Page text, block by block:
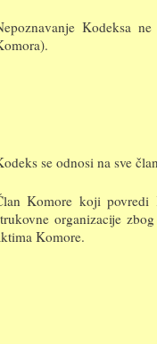
Kodeksa
se odnosi na sve
Komore koji povredi
organizacije
Komore.